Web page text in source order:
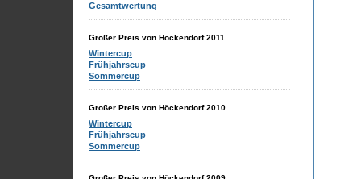
Gesamtwertung
Großer Preis von Höckendorf 2011
Wintercup
Frühjahrscup
Sommercup
Großer Preis von Höckendorf 2010
Wintercup
Frühjahrscup
Sommercup